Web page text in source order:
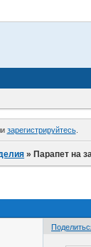
зарегистрируйтесь.
»Парапет на